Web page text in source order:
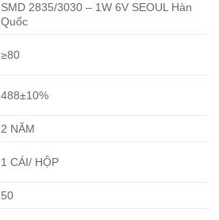
SMD 2835/3030 – 1W 6V SEOUL Hàn
Quốc
≥80
488±10%
2 NĂM
1 CÁI/ HỘP
50